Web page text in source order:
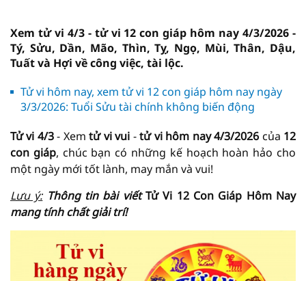
Xem tử vi 4/3 - tử vi 12 con giáp hôm nay 4/3/2026 -
Tý, Sửu, Dần, Mão, Thìn, Tỵ, Ngọ, Mùi, Thân, Dậu,
Tuất và Hợi về công việc, tài lộc.
Tử vi hôm nay, xem tử vi 12 con giáp hôm nay ngày
3/3/2026: Tuổi Sửu tài chính không biến động
Tử vi 4/3- Xemtử vi vui -tử vi hôm nay 4/3/2026 của 12
con giáp, chúc bạn có những kế hoạch hoàn hảo cho
một ngày mới tốt lành, may mắn và vui!
Lưu ý: Thông tin bài viếtTử Vi 12 Con Giáp Hôm Nay
mang tính chất giải trí!